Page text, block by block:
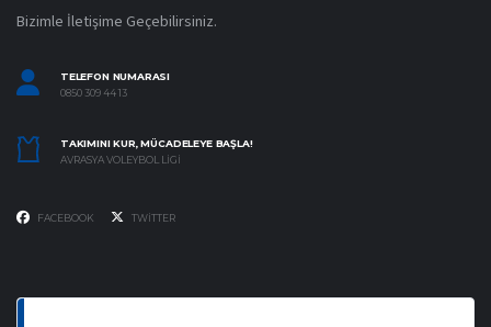
Bizimle İletişime Geçebilirsiniz.
TELEFON NUMARASI
0850 309 44 13
TAKIMINI KUR, MÜCADELEYE BAŞLA!
AVRASYA VOLEYBOL LIGI
FACEBOOK TWITTER